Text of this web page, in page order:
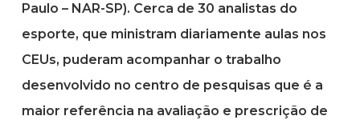
Paulo – NAR-SP). Cerca de 30 analistas do
esporte, que ministram diariamente aulas nos
CEUs, puderam acompanhar o trabalho
desenvolvido no centro de pesquisas que é a
maior referência na avaliação e prescrição de